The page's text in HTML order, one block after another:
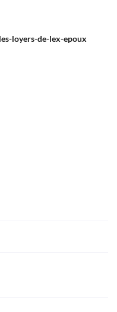
désinscrire à tout moment en
loyers-de-lex-epoux